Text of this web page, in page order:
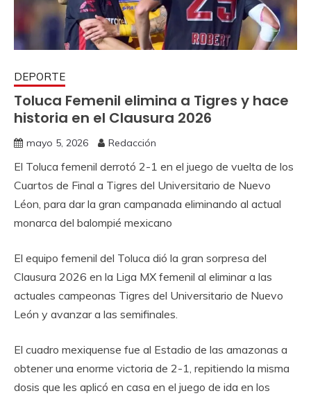
DEPORTE
Toluca Femenil elimina a Tigres y hace
historia en el Clausura 2026
mayo 5, 2026 Redacción
El Toluca femenil derrotó 2-1 en el juego de vuelta de los
Cuartos de Final a Tigres del Universitario de Nuevo
Léon, para dar la gran campanada eliminando al actual
monarca del balompié mexicano
El equipo femenil del Toluca dió la gran sorpresa del
Clausura 2026 en la Liga MX femenil al eliminar a las
actuales campeonas Tigres del Universitario de Nuevo
León y avanzar a las semifinales.
El cuadro mexiquense fue al Estadio de las amazonas a
obtener una enorme victoria de 2-1, repitiendo la misma
dosis que les aplicó en casa en el juego de ida en los